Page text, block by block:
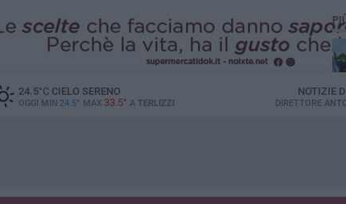
24.5°CCIELO SERENO
OGGI MIN 24.5° MAX 33.5° A TERLIZZI
NOTIZIE
DIRETTORE